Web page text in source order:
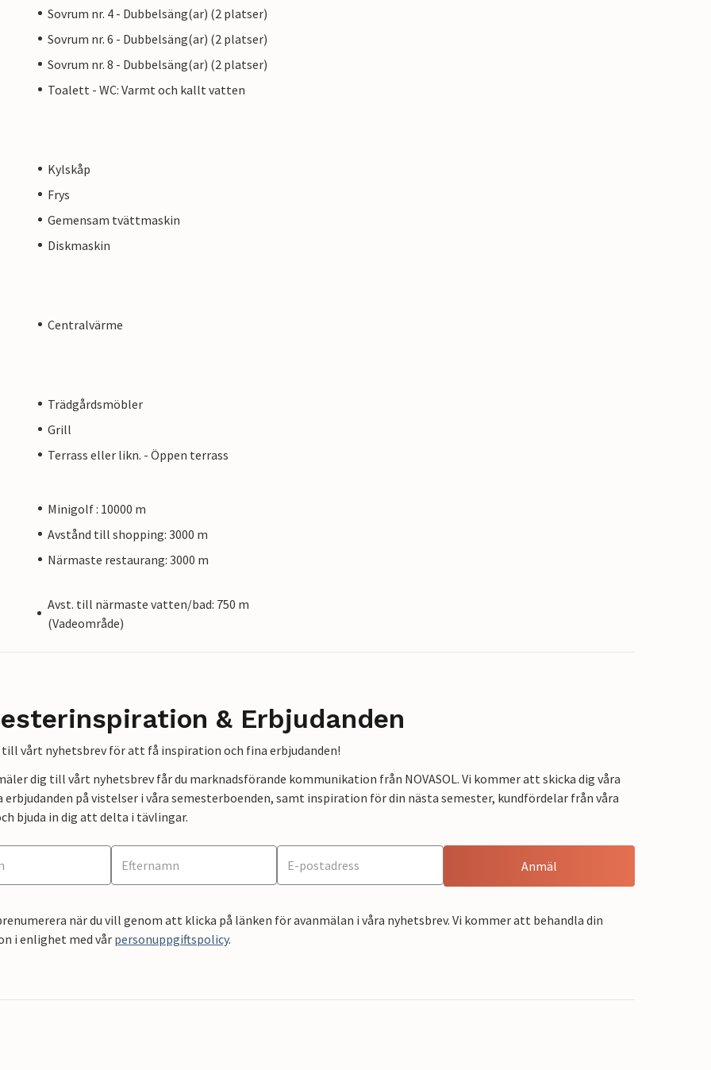
Sovrum nr. 4 - Dubbelsäng(ar) (2 platser)
Sovrum nr. 6 - Dubbelsäng(ar) (2 platser)
Sovrum nr. 8 - Dubbelsäng(ar) (2 platser)
Toalett - WC: Varmt och kallt vatten
Kylskåp
Frys
Gemensam tvättmaskin
Diskmaskin
Centralvärme
Trädgårdsmöbler
Grill
Terrass eller likn. - Öppen terrass
Minigolf : 10000 m
Avstånd till shopping: 3000 m
Närmaste restaurang: 3000 m
Avst. till närmaste vatten/bad: 750 m
(Vadeområde)
& Erbjudanden
vårt nyhetsbrev för att få inspiration och fina erbjudanden!
dig till vårt nyhetsbrev får du marknadsförande kommunikation från NOVASOL. Vi kommer att skicka dig våra
erbjudanden på vistelser i våra semesterboenden, samt inspiration för din nästa semester, kundfördelar från våra
bjuda in dig att delta i tävlingar.
Anmäl
när du vill genom att klicka på länken för avanmälan i våra nyhetsbrev. Vi kommer att behandla din
i enlighet med vårpersonuppgiftspolicy.